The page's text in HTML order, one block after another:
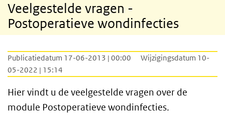
Veelgestelde vragen -
Postoperatieve wondinfecties
Publicatiedatum 17-06-2013 | 00:00
Wijzigingsdatum 10-
05-2022 | 15:14
Hier vindt u de veelgestelde vragen over de
module Postoperatieve wondinfecties.